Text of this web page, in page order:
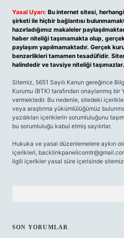
Yasal Uyarı: Bu internet sitesi,
şirketi ile hiçbir bağlantısı
hazırladığımız makaleler
haber niteliği taşımamakta olup,
paylaşım yapılmamaktadır. Gerçek
benzerlikleri tamamen tesadüfidir.
halindedir ve tavsiye niteliği taşımazlar.
Sitemiz, 5651 Sayılı Kanun gereğince
Kurumu (BTK) tarafından onaylanmış bir
vermektedir. Bu nedenle, sitedeki
veya araştırma yükümlülüğümüz
yazdıkları içeriklerin sorumluluğunu
bu sorumluluğu kabul etmiş sayılırlar.
Hukuka ve yasal düzenlemelere aykırı
içerikleri,
ilgili içerikler yasal süre içerisinde
SON YORUMLAR